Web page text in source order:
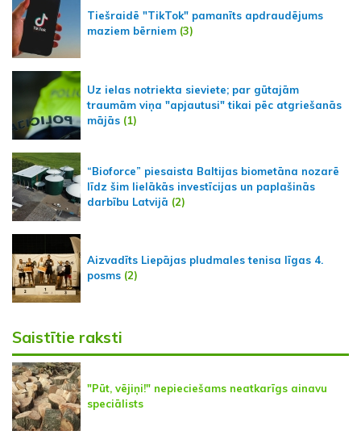
Tiešraidē "TikTok" pamanīts apdraudējums
maziem bērniem (3)
Uz ielas notriekta sieviete; par gūtajām
traumām viņa "apjautusi" tikai pēc atgriešanās
mājās (1)
“Bioforce” piesaista Baltijas biometāna nozarē
līdz šim lielākās investīcijas un paplašinās
darbību Latvijā (2)
Aizvadīts Liepājas pludmales tenisa līgas 4.
posms (2)
Saistītie raksti
"Pūt, vējiņi!" nepieciešams neatkarīgs ainavu
speciālists